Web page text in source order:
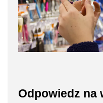
Odpowiedz na